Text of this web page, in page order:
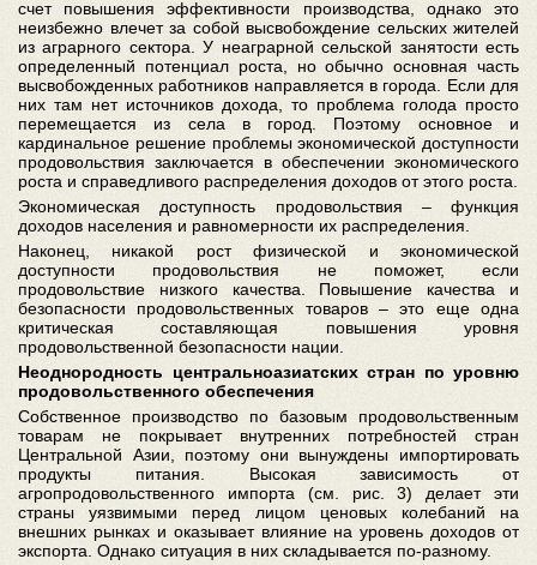
счет повышения эффективности производства, однако это
неизбежно влечет за собой высвобождение сельских жителей
из аграрного сектора. У неаграрной сельской занятости есть
определенный потенциал роста, но обычно основная часть
высвобожденных работников направляется в города. Если для
них там нет источников дохода, то проблема голода просто
перемещается из села в город. Поэтому основное и
кардинальное решение проблемы экономической доступности
продовольствия заключается в обеспечении экономического
роста и справедливого распределения доходов от этого роста.
Экономическая доступность продовольствия – функция
доходов населения и равномерности их распределения.
Наконец, никакой рост физической и экономической
доступности продовольствия не поможет, если
продовольствие низкого качества. Повышение качества и
безопасности продовольственных товаров – это еще одна
критическая составляющая повышения уровня
продовольственной безопасности нации.
Неоднородность центральноазиатских стран по уровню
продовольственного обеспечения
Собственное производство по базовым продовольственным
товарам не покрывает внутренних потребностей стран
Центральной Азии, поэтому они вынуждены импортировать
продукты питания. Высокая зависимость от
агропродовольственного импорта (см. рис. 3) делает эти
страны уязвимыми перед лицом ценовых колебаний на
внешних рынках и оказывает влияние на уровень доходов от
экспорта. Однако ситуация в них складывается по-разному.